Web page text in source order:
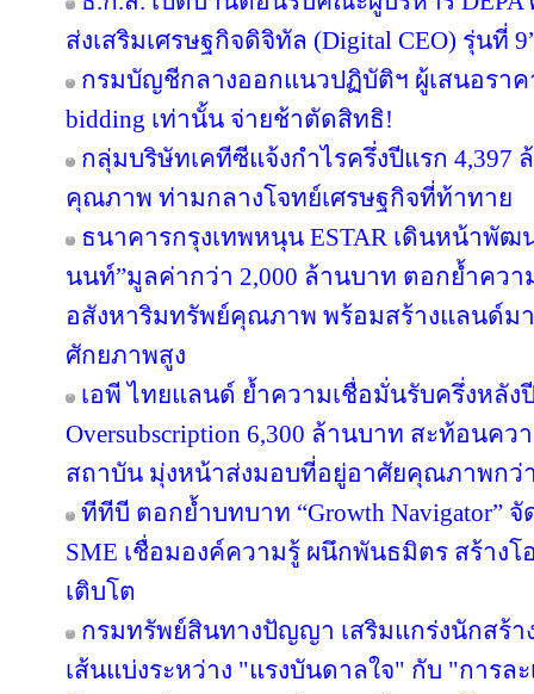
ส่งเสริมเศรษฐกิจดิจิทัล (Digital CEO) รุ่นที่
กรมบัญชีกลางออกแนวปฏิบัติฯ ผู้เสนอราค
bidding เท่านั้น จ่ายช้าตัดสิทธิ!
กลุ่มบริษัทเคทีซีแจ้งกำไรครึ่งปีแรก 4,397
คุณภาพ ท่ามกลางโจทย์เศรษฐกิจที่ท้าทาย
ธนาคารกรุงเทพหนุน ESTAR เดินหน้าพัฒน
นนท์”มูลค่ากว่า 2,000 ล้านบาท ตอกย้ำคว
อสังหาริมทรัพย์คุณภาพ พร้อมสร้างแลนด์ม
ศักยภาพสูง
เอพี ไทยแลนด์ ย้ำความเชื่อมั่นรับครึ่งหลัง
Oversubscription 6,300 ล้านบาท สะท้อนค
สถาบัน มุ่งหน้าส่งมอบที่อยู่อาศัยคุณภาพกว่า
ทีทีบี ตอกย้ำบทบาท “Growth Navigator”
SME เชื่อมองค์ความรู้ ผนึกพันธมิตร สร้าง
เติบโต
กรมทรัพย์สินทางปัญญา เสริมแกร่งนักสร้า
เส้นแบ่งระหว่าง "แรงบันดาลใจ" กับ "การ